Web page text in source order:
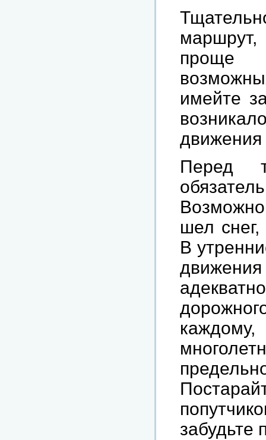
проще
имейте
движения
Перед
шел
В
забудьте